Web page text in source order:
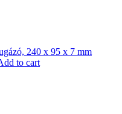
240 x 95 x 7 mm
to cart